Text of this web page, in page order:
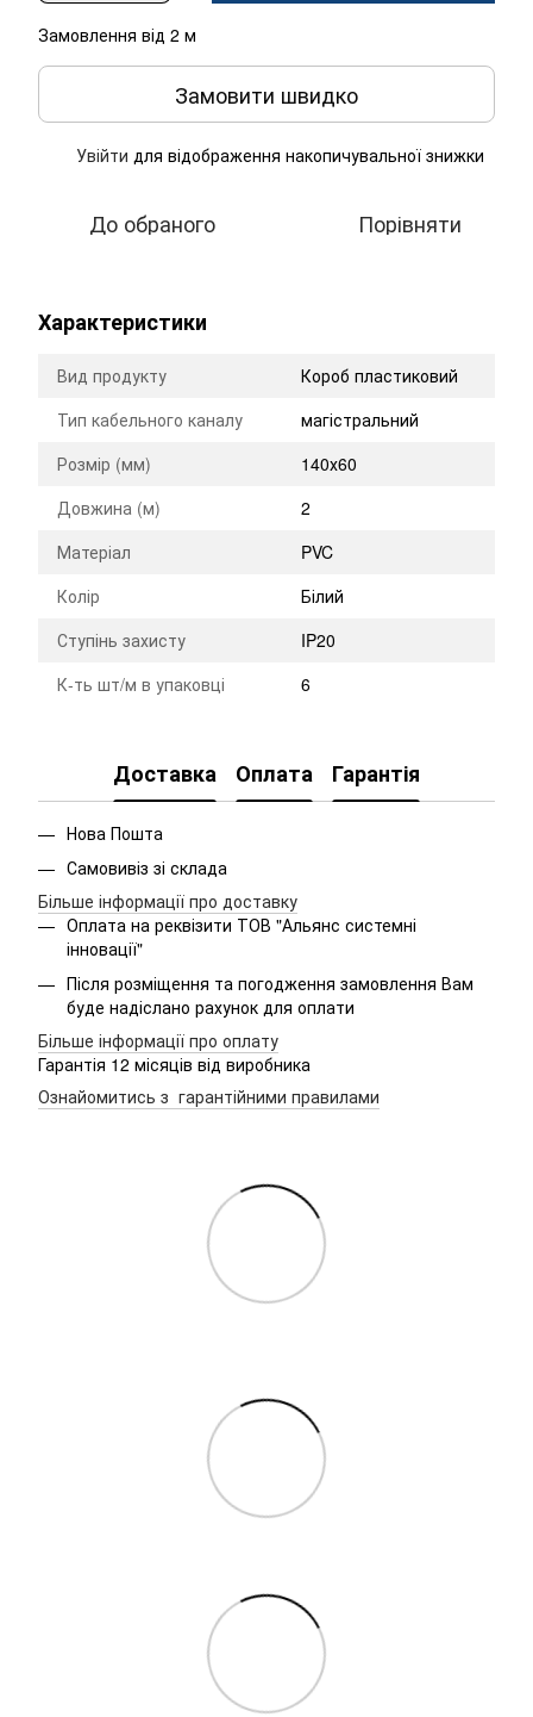
Замовлення від 2 м
Замовити швидко
Увійти для відображення накопичувальної знижки
До обраного Порівняти
Характеристики
Вид продукту
Короб пластиковий
Тип кабельного каналу
магістральний
Розмір (мм)
140х60
Довжина (м)
2
Матеріал
PVC
Колір
Білий
Ступінь захисту
IP20
К-ть шт/м в упаковці
6
Доставка Оплата Гарантія
Нова Пошта
Самовивіз зі склада
Більше інформації про доставку
Оплата на реквізити ТОВ "Альянс системні
інновації"
Після розміщення та погодження замовлення Вам
буде надіслано рахунок для оплати
Більше інформації про оплату
Гарантія 12 місяців від виробника
Ознайомитись з гарантійними правилами